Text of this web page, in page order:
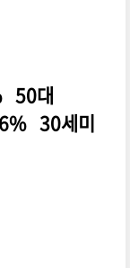
50대
30세미